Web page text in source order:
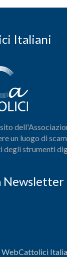
Italiani
un luogo di
degli strumenti
Newsletter
WebCattolici